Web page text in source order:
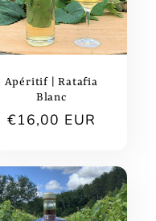
Apéritif | Ratafia
Blanc
Prix
€16,00 EUR